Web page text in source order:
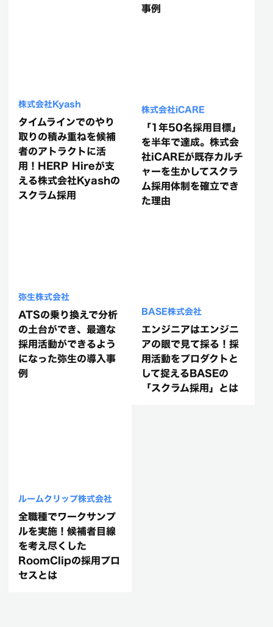
事例
株式会社Kyash
タイムラインでのやり
取りの積み重ねを候補
者のアトラクトに活
用！HERP Hireが支
える株式会社Kyashの
スクラム採用
株式会社iCARE
「1年50名採用目標」
を半年で達成。株式会
社iCAREが既存カルチ
ャーを生かしてスクラ
ム採用体制を確立でき
た理由
弥生株式会社
ATSの乗り換えで分析
の土台ができ、最適な
採用活動ができるよう
になった弥生の導入事
例
BASE株式会社
エンジニアはエンジニ
アの眼で見て採る！採
用活動をプロダクトと
して捉えるBASEの
「スクラム採用」とは
ルームクリップ株式会社
全職種でワークサンプ
ルを実施！候補者目線
を考え尽くした
RoomClipの採用プロ
セスとは